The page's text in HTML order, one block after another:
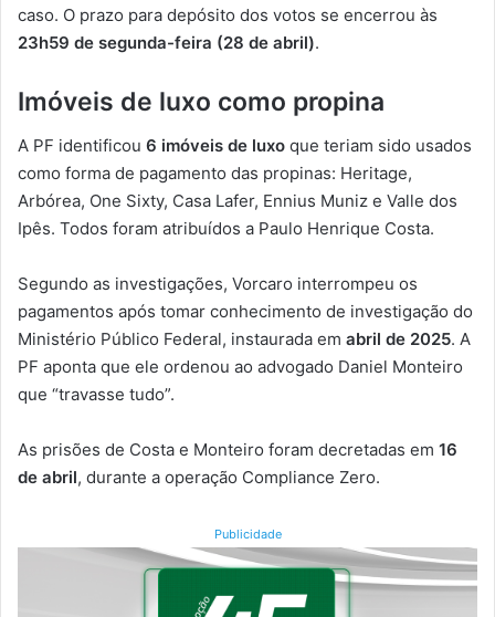
caso. O prazo para depósito dos votos se encerrou às
23h59 de segunda-feira (28 de abril).
Imóveis de luxo como propina
A PF identificou 6 imóveis de luxo que teriam sido usados
como forma de pagamento das propinas: Heritage,
Arbórea, One Sixty, Casa Lafer, Ennius Muniz e Valle dos
Ipês. Todos foram atribuídos a Paulo Henrique Costa.
Segundo as investigações, Vorcaro interrompeu os
pagamentos após tomar conhecimento de investigação do
Ministério Público Federal, instaurada em abril de 2025. A
PF aponta que ele ordenou ao advogado Daniel Monteiro
que “travasse tudo”.
As prisões de Costa e Monteiro foram decretadas em 16
de abril, durante a operação Compliance Zero.
Publicidade